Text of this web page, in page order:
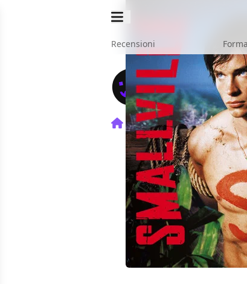
Recensioni
Home TV Smallville